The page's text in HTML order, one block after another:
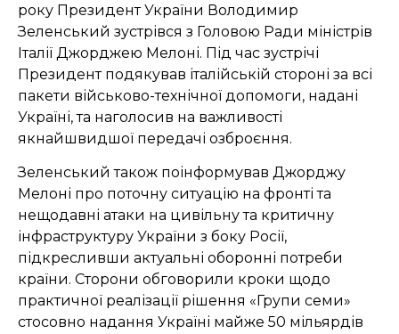
року Президент України Володимир
Зеленський зустрівся з Головою Ради міністрів
Італії Джорджею Мелоні. Під час зустрічі
Президент подякував італійській стороні за всі
пакети військово-технічної допомоги, надані
Україні, та наголосив на важливості
якнайшвидшої передачі озброєння.
Зеленський також поінформував Джорджу
Мелоні про поточну ситуацію на фронті та
нещодавні атаки на цивільну та критичну
інфраструктуру України з боку Росії,
підкресливши актуальні оборонні потреби
країни. Сторони обговорили кроки щодо
практичної реалізації рішення «Групи семи»
стосовно надання Україні майже 50 мільярдів